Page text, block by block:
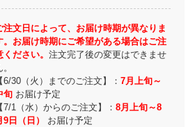
注文日によって、お届け時期が異なりま
。お届け時期にご希望がある場合はご注
ください。 注文完了後の変更はできませ
【6/30（火）までのご注文】： 7月上旬～
旬 お届け予定
【7/1（水）からのご注文】： 8月上旬～8
9日（日）
お届け予定